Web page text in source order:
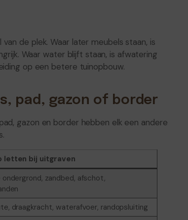
de plek. Waar later meubels staan, is
Waar water blijft staan, is afwatering
op een betere tuinopbouw.
pad, gazon of border
gazon en border hebben elk een andere
letten bij uitgraven
ondergrond, zandbed, afschot,
draagkracht, waterafvoer, randopsluiting